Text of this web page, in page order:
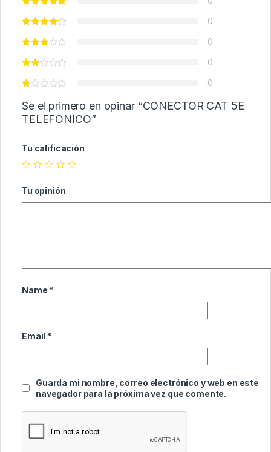
0
0
0
0
Se el primero en opinar “CONECTOR CAT 5E
TELEFONICO”
Tu calificación
Tu opinión
Name *
Email *
Guarda mi nombre, correo electrónico y web en este
navegador para la próxima vez que comente.